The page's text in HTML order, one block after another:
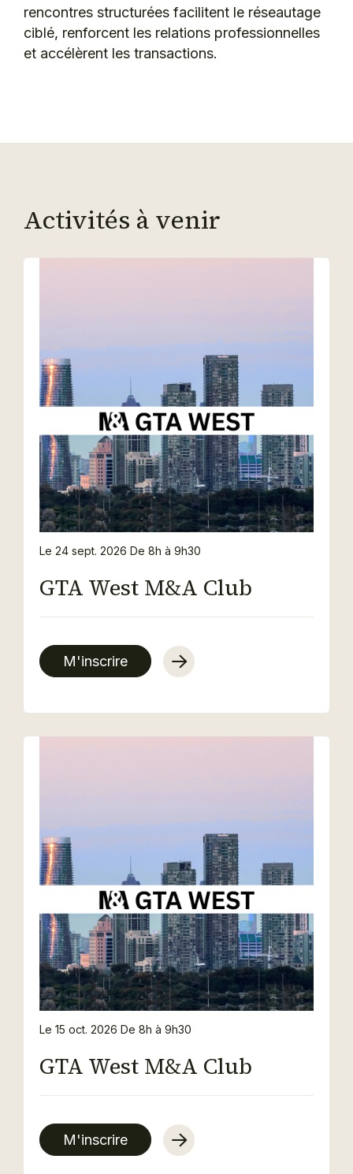
rencontres structurées facilitent le réseautage
ciblé, renforcent les relations professionnelles
et accélèrent les transactions.
Activités à venir
GTA West M&A Club
Le 24 sept. 2026 De 8h à 9h30
M'inscrire
GTA West M&A Club
Le 15 oct. 2026 De 8h à 9h30
M'inscrire